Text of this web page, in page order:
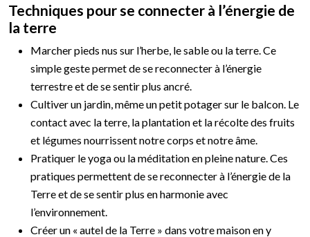
Techniques pour se connecter à l’énergie de
la terre
Marcher pieds nus sur l’herbe, le sable ou la terre. Ce
simple geste permet de se reconnecter à l’énergie
terrestre et de se sentir plus ancré.
Cultiver un jardin, même un petit potager sur le balcon. Le
contact avec la terre, la plantation et la récolte des fruits
et légumes nourrissent notre corps et notre âme.
Pratiquer le yoga ou la méditation en pleine nature. Ces
pratiques permettent de se reconnecter à l’énergie de la
Terre et de se sentir plus en harmonie avec
l’environnement.
Créer un « autel de la Terre » dans votre maison en y